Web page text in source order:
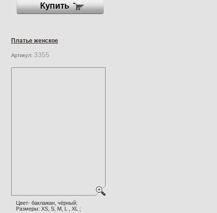
Платье женское
Артикул: 3355
Цвет- баклажан, чёрный;
Размеры: XS, S, M, L , XL ;